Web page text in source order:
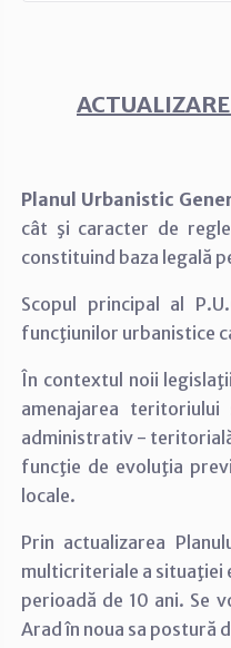
Planul Urbanistic
cât şi caracter de
constituind baza legală
Scopul principal al
funcţiunilor urbanistice
În contextul noii
amenajarea
administrativ - teritorială
funcţie de evoluţia
locale.
Prin actualizarea
multicriteriale a situaţiei
perioadă de 10 ani. Se
Arad în noua sa postură